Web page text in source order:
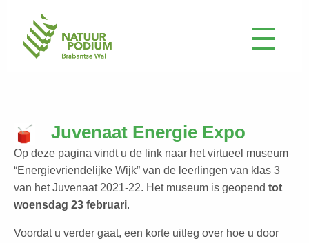
Juvenaat Energie Expo
Op deze pagina vindt u de link naar het virtueel museum
“Energievriendelijke Wijk” van de leerlingen van klas 3
van het Juvenaat 2021-22. Het museum is geopend tot
woensdag 23 februari.
Voordat u verder gaat, een korte uitleg over hoe u door